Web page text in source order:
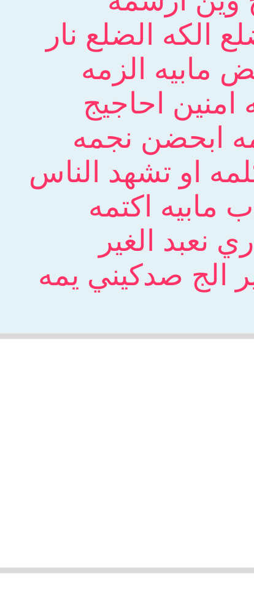
الكه الضلع نار
مابيه الزمه
امنين احاجيج
ابحضن نجمه
او تشهد الناس
مابيه اكتمه
نعبد الغير
الج صدكيني يمه